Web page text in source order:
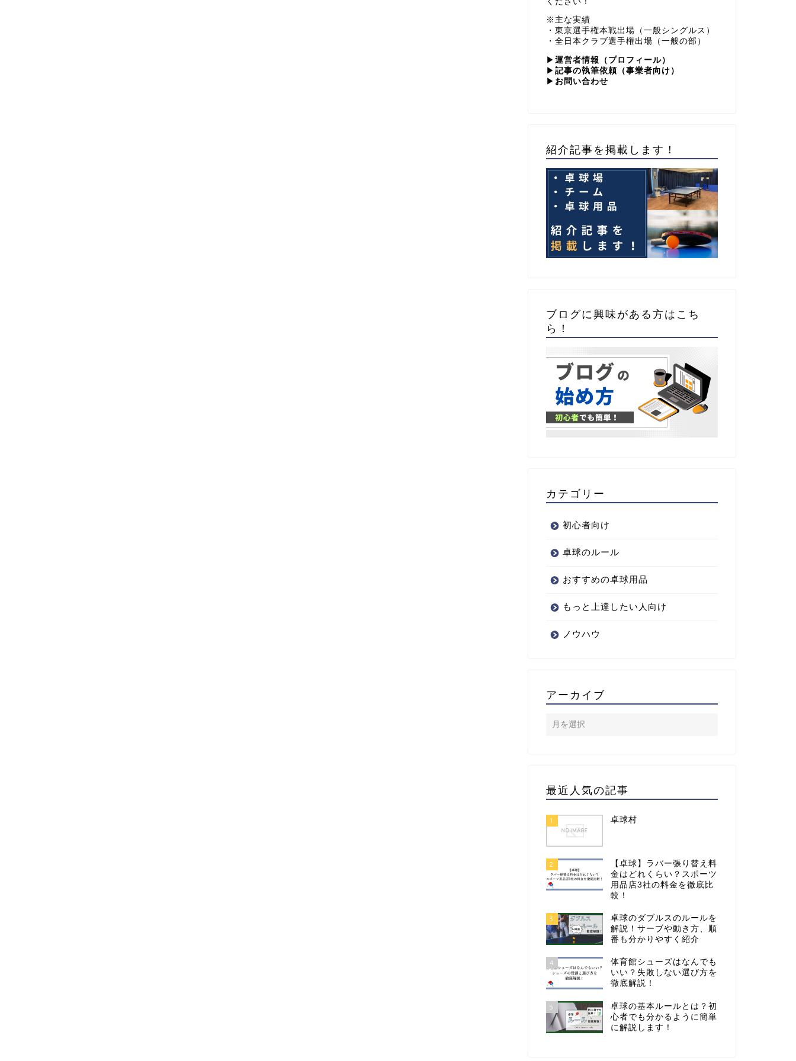
※主な実績
・東京選手権本戦出場（一般シングルス）
・全日本クラブ選手権出場（一般の部）
▶ 運営者情報（プロフィール）
▶ 記事の執筆依頼（事業者向け）
▶ お問い合わせ
紹介記事を掲載します！
ブログに興味がある方はこち
ら！
カテゴリー
初心者向け
卓球のルール
おすすめの卓球用品
もっと上達したい人向け
ノウハウ
アーカイブ
最近人気の記事
1 卓球村
2
【卓球】ラバー張り替え料
金はどれくらい？スポーツ
用品店3社の料金を徹底比
較！
3
卓球のダブルスのルールを
解説！サーブや動き方、順
番も分かりやすく紹介
4
体育館シューズはなんでも
いい？失敗しない選び方を
徹底解説！
5
卓球の基本ルールとは？初
心者でも分かるように簡単
に解説します！